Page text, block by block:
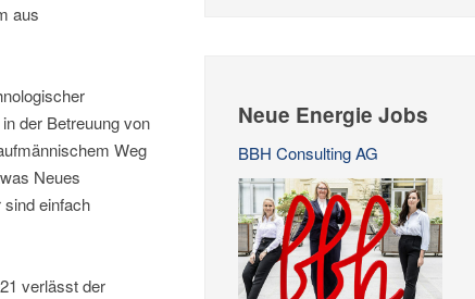
aus
der Betreuung von
Weg
Neues
sind einfach
verlässt der
Neue Energie Jobs
BBH Consulting AG